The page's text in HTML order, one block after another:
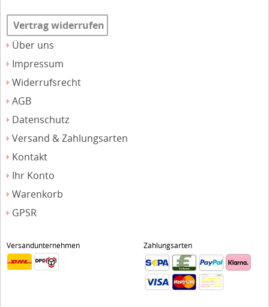
Vertrag widerrufen
Über uns
Impressum
Widerrufsrecht
AGB
Datenschutz
Versand & Zahlungsarten
Kontakt
Ihr Konto
Warenkorb
GPSR
Versandunternehmen Zahlungsarten